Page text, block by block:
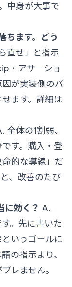
中身が大事で
ちます。どう
直せ」と指示
・アサーショ
が実装側のバ
ます。詳細は
全体の1割弱、
す。購入・登
的な導線」だ
、改善のたび
に効く？ A.
。先に書いた
いうゴールに
の指示より、
レません。